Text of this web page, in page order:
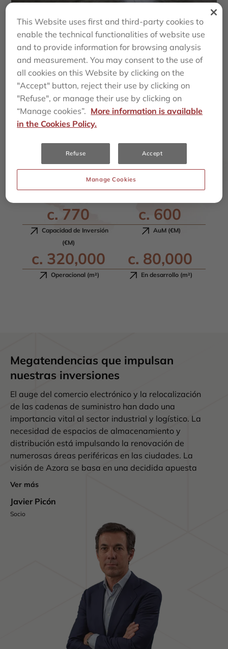
Nuestra estrategia abarca activos de calidad
consolidados y desarrollos emergentes, asegurando
respuestas solventes a los retos planteados.
Nuestro compromiso con el desarrollo de activos de
calidad se une a nuestra determinación de impulsar el
bienestar de los empleados y la sostenibilidad.
Ver más
Madrid
Andalucía
EEUU
c. 770
Capacidad de Inversión
(€M)
c. 600
AuM (€M)
c. 320,000
Operacional (m²)
c. 80,000
En desarrollo (m²)
Megatendencias que impulsan
nuestras inversiones
El auge del comercio electrónico y la relocalización
de las cadenas de suministro han dado una
importancia vital al sector industrial y logístico. La
necesidad de espacios de almacenamiento y
distribución está impulsando la renovación de
numerosas áreas periféricas en las ciudades. La
visión de Azora se basa en una decidida apuesta
por los espacios de alta calidad que cumplan con
fomenten el desarrollo tecnológico en la industria.
Ver más
Javier Picón
Socio
This Website uses first and third-party cookies to
enable the technical functionalities of website use
and to provide information for browsing analysis
and measurement. You may consent to the use of
all cookies on this Website by clicking on the
"Accept" button, reject their use by clicking on
"Refuse", or manage their use by clicking on
“Manage cookies”. More information is available
in the Cookies Policy.
Refuse Accept
Manage Cookies